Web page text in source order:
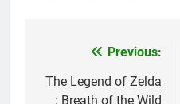
Navigation
de
Previous:
The Legend of Zelda
: Breath of the Wild